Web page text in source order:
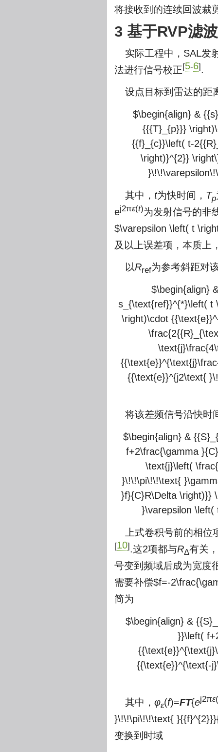
将接收到的连续回波裁
3 基于RVP滤
实际工程中，SAL发
法进行信号校正[5-6] .
设点目标到雷达的距
$\begin{align} &
{{{T}_{p}}}
{{f}_{c}}\left( t-
\right)}^{2}}
其中， t为快时间， Tp
ej2πε(t)为发射信号的非
$\varepsilon \left( t
及以上误差项，本质上
以Rref为参考斜距对
$\begin{align}
s_{\text{ref}}^{*}\left( t
\right)\cdot
{{\text{e}}^{j2\text{
将该差频信号沿快时
$\begin{align} &
f+2\frac{\gamma
\text{j}\left(
}\!\!\pi\!\!\text{
}f}{C}R\Delta \right)}}
}\varepsilon
上式卷积号前的相
[10] .这2项都与RΔ有关
号变到频域后成为宽度
需要补偿$f=-
简为
$\begin{align} &
}}\left(
{{\text{e}}^{\text{-
其中， φε(f)=FT{ej2πε(
}\!\!\pi\!\!\text{
变换到时域